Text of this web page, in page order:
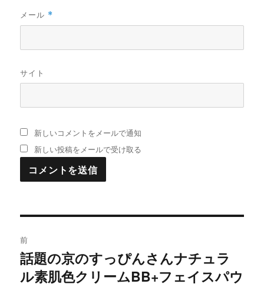
メール *
サイト
新しいコメントをメールで通知
新しい投稿をメールで受け取る
稿
ナ
前
過
去
話題の京のすっぴんさんナチュラ
ル素肌色クリームBB+フェイスパウ